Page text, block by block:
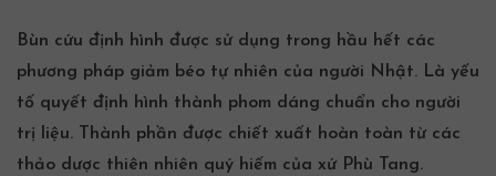
Bùn cứu định hình được sử dụng trong hầu hết các
phương pháp giảm béo tự nhiên của người Nhật. Là yếu
tố quyết định hình thành phom dáng chuẩn cho người
trị liệu.
Thành phần được chiết xuất hoàn toàn từ các
thảo dược thiên nhiên quý hiếm của xứ Phù Tang.